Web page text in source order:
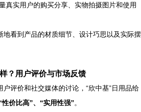
真实用户的购买分享、实物拍摄图片和使用
地看到产品的材质细节、设计巧思以及实际摆
？用户评价与市场反馈
评价和社交媒体的讨论，“欣中基”日用品给
性价比高”、“实用性强”。